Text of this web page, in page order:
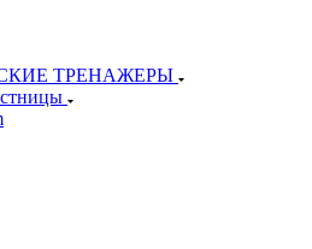
ТРЕНАЖЕРЫ